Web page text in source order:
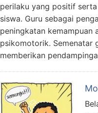
perilaku yang positif
siswa. Guru sebagai
peningkatan kemampuan
psikomotorik. Semenatar
memberikan